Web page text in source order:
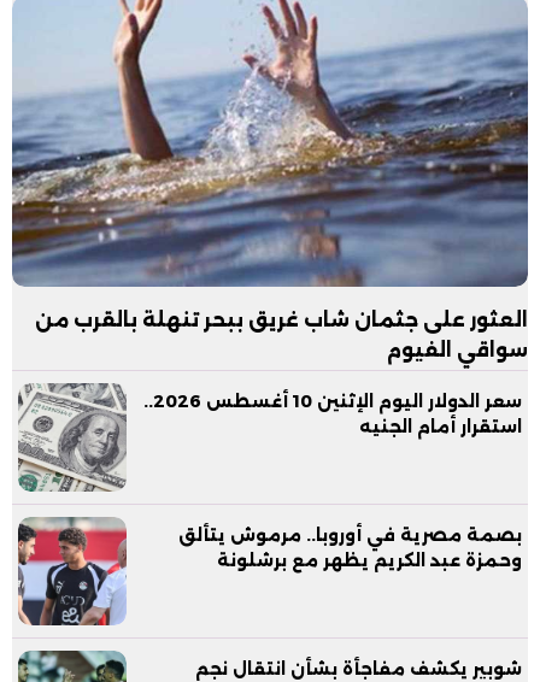
العثور على جثمان شاب غريق ببحر تنهلة بالقرب من
سواقي الفيوم
سعر الدولار اليوم الإثنين 10 أغسطس 2026..
استقرار أمام الجنيه
بصمة مصرية في أوروبا.. مرموش يتألق
وحمزة عبد الكريم يظهر مع برشلونة
شوبير يكشف مفاجأة بشأن انتقال نجم